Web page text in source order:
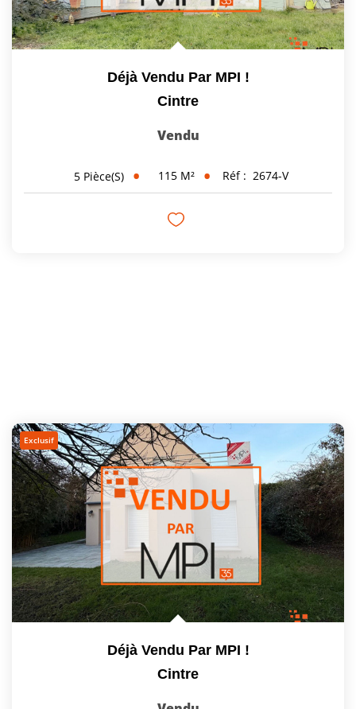
Déjà Vendu Par MPI !
Cintre
Vendu
5 Pièce(s) 115 M² Réf : 2674-V
Exclusif
Déjà Vendu Par MPI !
Cintre